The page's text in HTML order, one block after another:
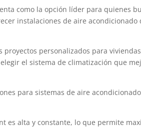
como la opción líder para quienes
instalaciones de aire acondicionado
personalizados para
el sistema de climatización que
para sistemas de aire
es alta y constante, lo que permite